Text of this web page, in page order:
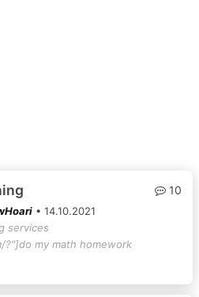
10
• 14.10.2021
services
my math homework